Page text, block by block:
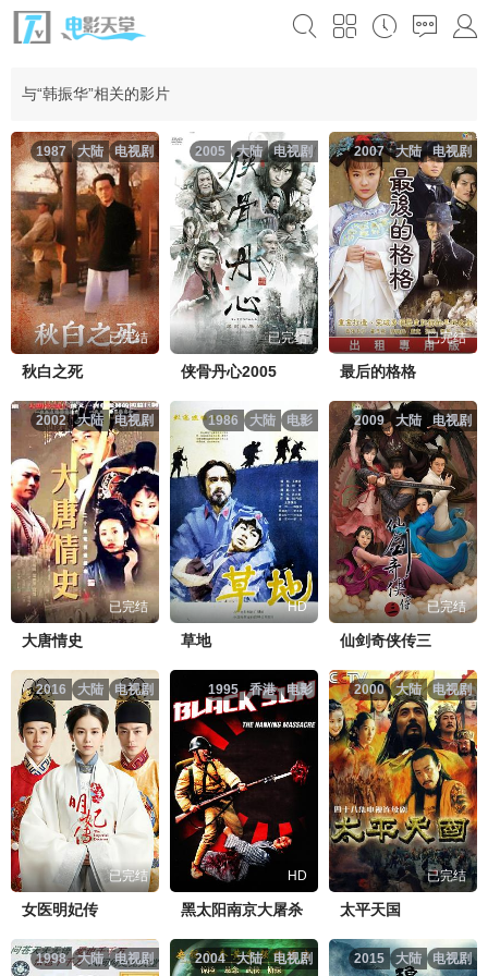
与“韩振华”相关的影片
电视剧
大陆
1987
已完结
秋白之死
电视剧
大陆
2005
已完结
侠骨丹心2005
电视剧
大陆
2007
已完结
最后的格格
电视剧
大陆
2002
已完结
大唐情史
电影
大陆
1986
HD
草地
电视剧
大陆
2009
已完结
仙剑奇侠传三
电视剧
大陆
2016
已完结
女医明妃传
电影
香港
1995
HD
黑太阳南京大屠杀
电视剧
大陆
2000
已完结
太平天国
电视剧
大陆
1998 电视剧
大陆
2004 电视剧
大陆
2015